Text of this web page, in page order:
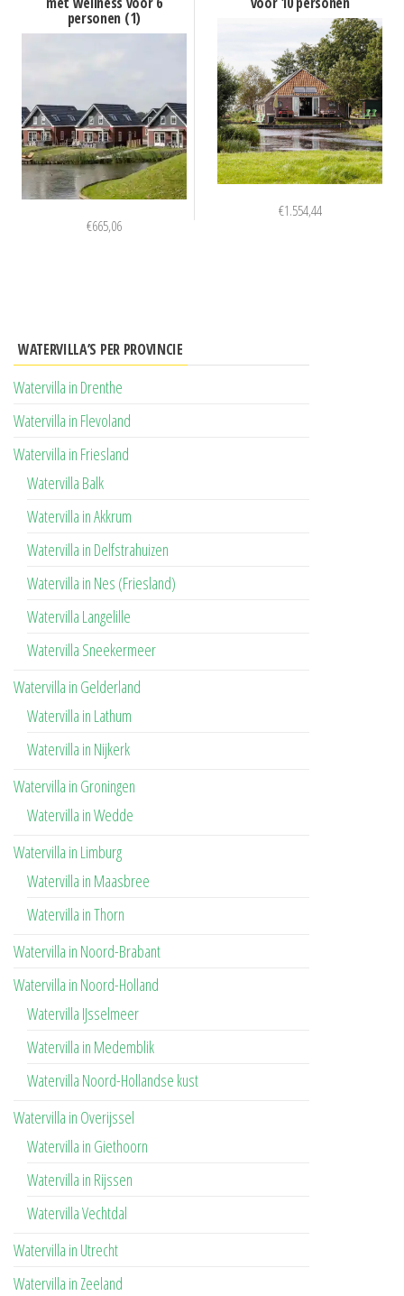
personen (1)
€665,06
€1.554,44
WATERVILLA’S PER PROVINCIE
Watervilla in Drenthe
Watervilla in Flevoland
Watervilla in Friesland
Watervilla Balk
Watervilla in Akkrum
Watervilla in Delfstrahuizen
Watervilla in Nes (Friesland)
Watervilla Langelille
Watervilla Sneekermeer
Watervilla in Gelderland
Watervilla in Lathum
Watervilla in Nijkerk
Watervilla in Groningen
Watervilla in Wedde
Watervilla in Limburg
Watervilla in Maasbree
Watervilla in Thorn
Watervilla in Noord-Brabant
Watervilla in Noord-Holland
Watervilla IJsselmeer
Watervilla in Medemblik
Watervilla Noord-Hollandse kust
Watervilla in Overijssel
Watervilla in Giethoorn
Watervilla in Rijssen
Watervilla Vechtdal
Watervilla in Utrecht
Watervilla in Zeeland